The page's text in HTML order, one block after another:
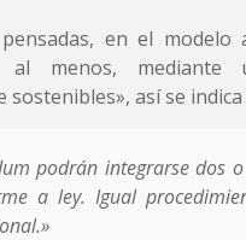
en el
al menos,
sostenibles», así se
podrán integrarse dos
a ley. Igual